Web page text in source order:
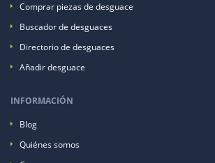
Comprar piezas de desguace
Buscador de desguaces
Directorio de desguaces
Añadir desguace
INFORMACIÓN
Blog
Quiénes somos